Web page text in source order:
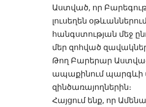
Աստված, որ
լուսեղեն
հանգստության մեջ
մեր զոհված
Թող Բարերար
ապաքինում պարգևի
զինծառայողներին։
Հայցում ենք, որ